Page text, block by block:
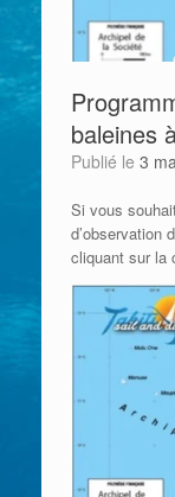
baleines
Publié le 3
Si vous
d’observation
cliquant sur la